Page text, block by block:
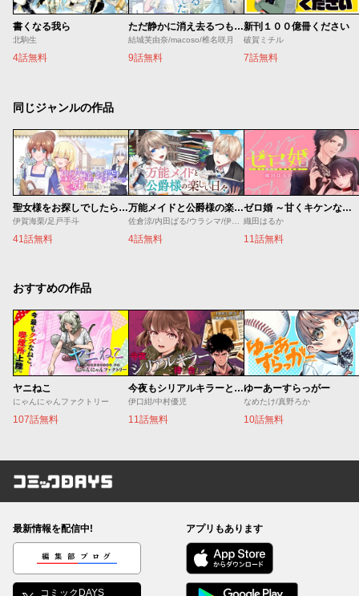
書くなる我ら
北駒生
4話無料
ただ静かに消え去るつもりでした
結城芙由奈/macoso/椎名咲月
9話無料
新刊１００億冊ください
破賀ミチル
7話無料
同じジャンルの作品
聖女様をお探しでしたら妹で間違いありません。さあどうぞお連れください、今すぐ。
伊賀海栗/足戸手斗
41話無料
万能メイドと公爵様の楽しい日々
4話無料
ゼロ婚 ～甘くキケンな極秘任務～
織田はるか
11話無料
おすすめの作品
ヤニねこ
にゃんにゃんファクトリー
107話無料
今夜もシリアルキラーと待ち合わせ
伊口紺/中村優児
11話無料
ゆーあーすらっがー
なめたけ/真野ろか
10話無料
コミックDAYS
最新情報を配信中!
編集部ブログ
コミックDAYS
アプリもあります